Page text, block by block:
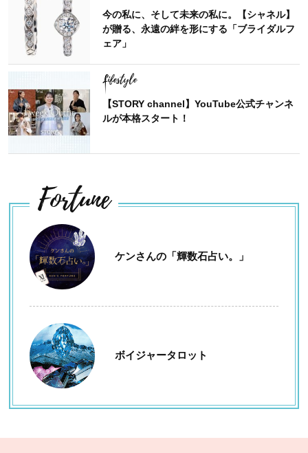
今の私に、そして未来の私に。【シャネル】
が贈る、永遠の絆を形にする「ブライダルフ
ェア」
Lifestyle
【STORY channel】YouTube公式チャンネ
ルが本格スタート！
Fortune
ケンさんの「輝数石占い。」
ボイジャータロット